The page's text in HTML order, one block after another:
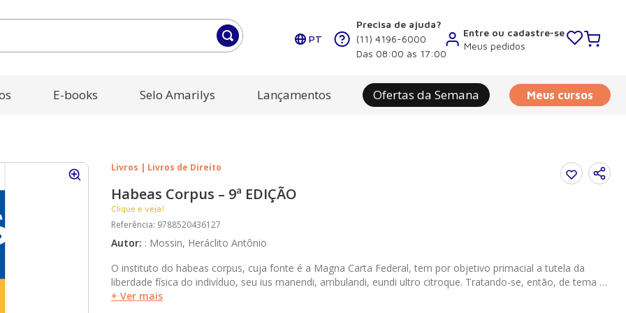
PT
Precisa de ajuda?
(11) 4196-6000
Das 08:00 às 17:00
Entre ou cadastre-se
Meus pedidos
E-books Selo Amarilys Lançamentos Ofertas da Semana Meus cursos
Livros | Livros de Direito
Habeas Corpus – 9ª EDIÇÃO
Clique e veja!
Referência: 9788520436127
Autor: : Mossin, Heráclito Antônio
O instituto do habeas corpus, cuja fonte é a Magna Carta Federal, tem por objetivo primacial a tutela da
liberdade física do indivíduo, seu ius manendi, ambulandi, eundi ultro citroque. Tratando-se, então, de tema de
extrema importância, Habeas Corpus faz um estudo minucioso com base cientîfica sobre o assunto,
+ Ver mais